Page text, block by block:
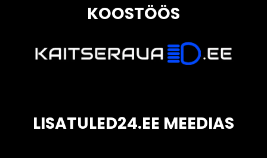
KOOSTÖÖS
LISATULED24.EE MEEDIAS